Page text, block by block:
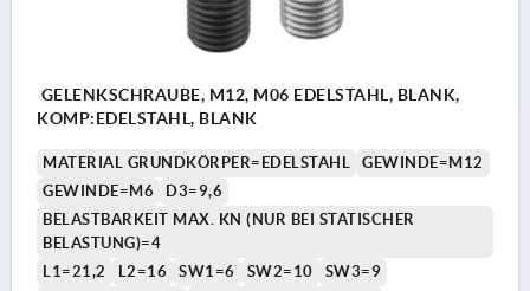
GELENKSCHRAUBE, M12, M06 EDELSTAHL, BLANK,
KOMP:EDELSTAHL, BLANK
MATERIAL GRUNDKÖRPER=EDELSTAHL
GEWINDE=M12
GEWINDE=M6
D3=9,6
BELASTBARKEIT MAX. KN (NUR BEI STATISCHER
BELASTUNG)=4
L1=21,2
L2=16 SW1=6 SW2=10 SW3=9